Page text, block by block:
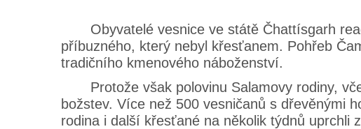
Obyvatelé vesnice ve státě Čhattísgarh
příbuzného, který nebyl křesťanem. Pohřeb
tradičního kmenového náboženství.
Protože však polovinu Salamovy rodiny,
božstev. Více než 500 vesničanů s dřevěnými
rodina i další křesťané na několik týdnů uprchli